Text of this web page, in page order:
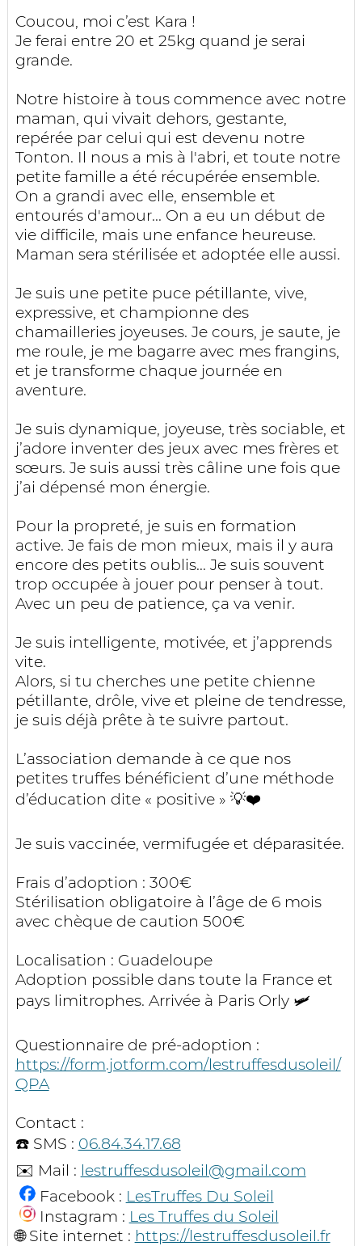
Coucou, moi c’est Kara !
Je ferai entre 20 et 25kg quand je serai
grande.
Notre histoire à tous commence avec notre
maman, qui vivait dehors, gestante,
repérée par celui qui est devenu notre
Tonton. Il nous a mis à l'abri, et toute notre
petite famille a été récupérée ensemble.
On a grandi avec elle, ensemble et
entourés d'amour... On a eu un début de
vie difficile, mais une enfance heureuse.
Maman sera stérilisée et adoptée elle aussi.
Je suis une petite puce pétillante, vive,
expressive, et championne des
chamailleries joyeuses. Je cours, je saute, je
me roule, je me bagarre avec mes frangins,
et je transforme chaque journée en
aventure.
Je suis dynamique, joyeuse, très sociable, et
j’adore inventer des jeux avec mes frères et
sœurs. Je suis aussi très câline une fois que
j’ai dépensé mon énergie.
Pour la propreté, je suis en formation
active. Je fais de mon mieux, mais il y aura
encore des petits oublis... Je suis souvent
trop occupée à jouer pour penser à tout.
Avec un peu de patience, ça va venir.
Je suis intelligente, motivée, et j’apprends
vite.
Alors, si tu cherches une petite chienne
pétillante, drôle, vive et pleine de tendresse,
je suis déjà prête à te suivre partout.
L’association demande à ce que nos
petites truffes bénéficient d’une méthode
d’éducation dite « positive » 💡❤️
Je suis vaccinée, vermifugée et déparasitée.
Frais d’adoption : 300€
Stérilisation obligatoire à l’âge de 6 mois
avec chèque de caution 500€
Localisation : Guadeloupe
Adoption possible dans toute la France et
pays limitrophes. Arrivée à Paris Orly 🛩
Questionnaire de pré-adoption :
https://form.jotform.com/lestruffesdusoleil/
QPA
Contact :
☎️ SMS : 06.84.34.17.68
✉️ Mail : lestruffesdusoleil@gmail.com
Facebook : LesTruffes Du Soleil
Instagram : Les Truffes du Soleil
🌐 Site internet : https://lestruffesdusoleil.fr